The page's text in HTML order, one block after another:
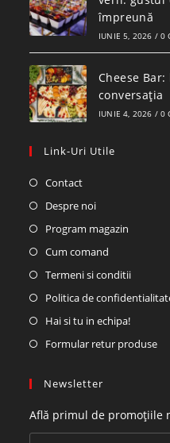
împreună
IUNIE 5, 2026 / 0
Cheese
conversația
IUNIE 4, 2026 / 0
Link-Uri Utile
Contact
Despre noi
Program magazin
Cum comand
Termeni si conditii
Politica de
Hai si tu in echipa!
Formular retur produse
Newsletter
Află primul de promoțiile